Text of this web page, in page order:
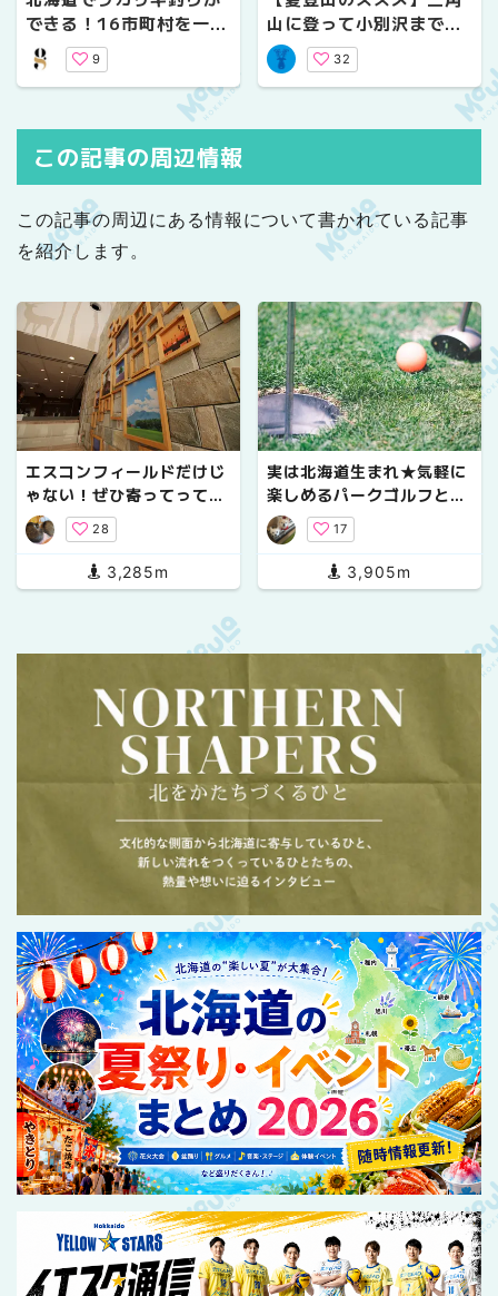
できる！16市町村を一挙
紹介
9
山に登って小別沢まで縦
走してみた【札幌】
32
この記事の周辺情報
この記事の周辺にある情報について書かれている記事
を紹介します。
エスコンフィールドだけじ
ゃない！ぜひ寄ってって、
食べてって！【北広島】
28
3,285m
実は北海道生まれ★気軽に
楽しめるパークゴルフと
は？
17
3,905m